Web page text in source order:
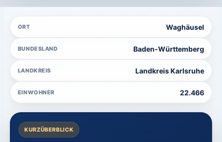
ORT Waghäusel
BUNDESLAND Baden-Württemberg
LANDKREIS Landkreis Karlsruhe
EINWOHNER 22.466
KURZÜBERBLICK